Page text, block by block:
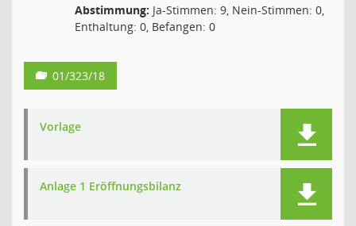
Abstimmung: Ja-Stimmen: 9, Nein-Stimmen: 0,
Enthaltung: 0, Befangen: 0
01/323/18
Vorlage
Anlage 1 Eröffnungsbilanz